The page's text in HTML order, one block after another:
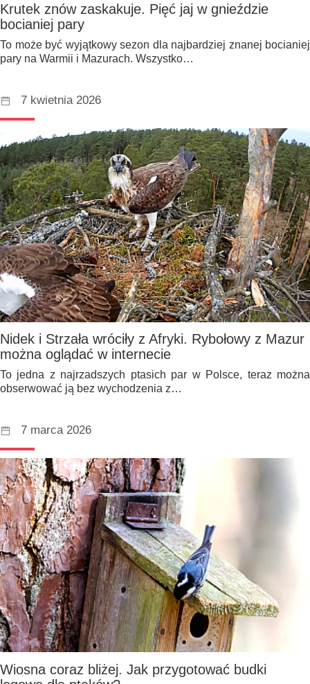
Krutek znów zaskakuje. Pięć jaj w gnieździe
bocianiej pary
To może być wyjątkowy sezon dla najbardziej znanej bocianiej
pary na Warmii i Mazurach. Wszystko…
7 kwietnia 2026
Nidek i Strzała wróciły z Afryki. Rybołowy z Mazur
można oglądać w internecie
To jedna z najrzadszych ptasich par w Polsce, teraz można
obserwować ją bez wychodzenia z…
7 marca 2026
Wiosna coraz bliżej. Jak przygotować budki